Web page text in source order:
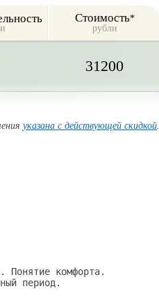
Стоимость*
рубли
31200
указана с действующей скидкой.
Понятие комфорта.
период.